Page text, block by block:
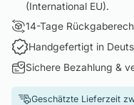
(International EU).
14-Tage
Handgefertigt in
Sichere Bezahlung &
Geschätzte Lieferzeit